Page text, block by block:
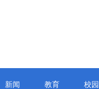
新闻 教育 校园